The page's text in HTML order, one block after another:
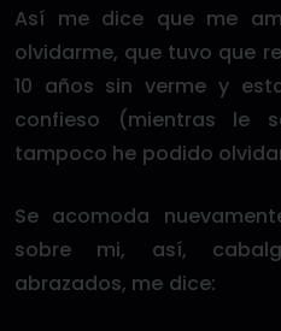
Así me dice que me
olvidarme, que tuvo que
10 años sin verme y
confieso (mientras le
tampoco he podido
Se acomoda
sobre mi, así,
abrazados, me dice: